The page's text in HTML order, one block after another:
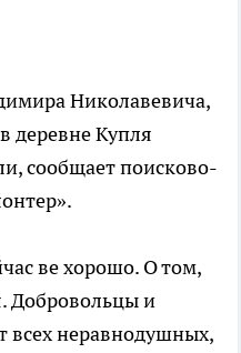
Николавевича,
деревне Купля
сообщает поисково-
ве хорошо. О том,
Добровольцы и
всех неравнодушных,